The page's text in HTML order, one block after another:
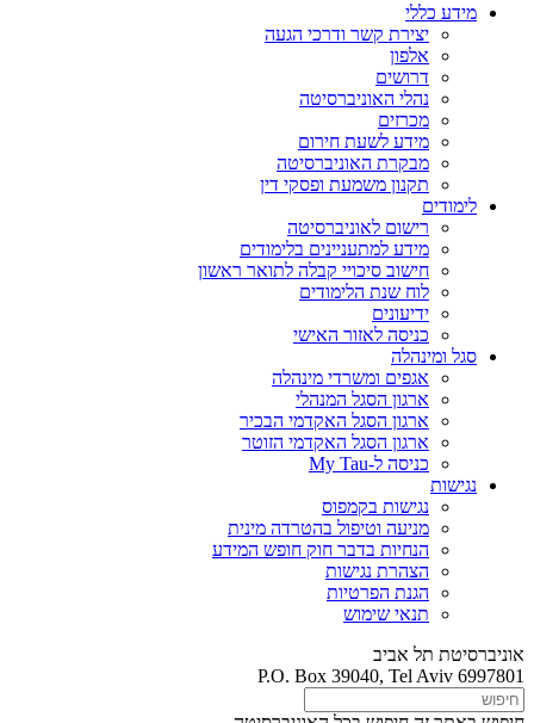
מידע כללי
יצירת קשר ודרכי הגעה
אלפון
דרושים
נהלי האוניברסיטה
מכרזים
מידע לשעת חירום
מבקרת האוניברסיטה
תקנון משמעת ופסקי דין
לימודים
רישום לאוניברסיטה
מידע למתעניינים בלימודים
חישוב סיכויי קבלה לתואר ראשון
לוח שנת הלימודים
ידיעונים
כניסה לאזור האישי
סגל ומינהלה
אגפים ומשרדי מינהלה
ארגון הסגל המנהלי
ארגון הסגל האקדמי הבכיר
ארגון הסגל האקדמי הזוטר
כניסה ל-My Tau
נגישות
נגישות בקמפוס
מניעה וטיפול בהטרדה מינית
הנחיות בדבר חוק חופש המידע
הצהרת נגישות
הגנת הפרטיות
תנאי שימוש
אוניברסיטת תל אביב
P.O. Box 39040, Tel Aviv 6997801